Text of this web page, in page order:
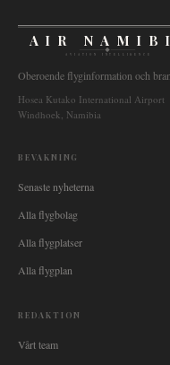
AIR
AVIATION INTELLIGENCE
Oberoende flyginformation och
Hosea Kutako International Airport
Windhoek, Namibia
BEVAKNING
Senaste nyheterna
Alla flygbolag
Alla flygplatser
Alla flygplan
REDAKTION
Vårt team